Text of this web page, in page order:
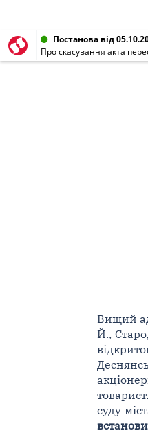
Постанова від
Про скасування акта
Вищий
Й.,
суду